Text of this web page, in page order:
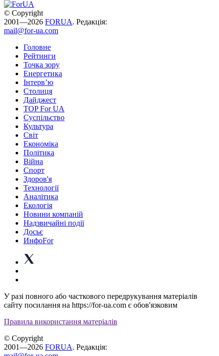
© Copyright
2001—2026 FORUA. Редакція:
mail@for-ua.com
Головне
Рейтинги
Точка зору
Енергетика
Інтерв’ю
Столиця
Дайджест
TOP For UA
Суспiльство
Культура
Світ
Економіка
Політика
Війна
Спорт
Здоров'я
Технології
Аналітика
Екологія
Новини компаній
Надзвичайні події
Досьє
ИнфоFor
У разі повного або часткового передрукування матеріалів
сайту посилання на https://for-ua.com є обов'язковим
Правила використання матеріалів
© Copyright
2001—2026 FORUA. Редакція: